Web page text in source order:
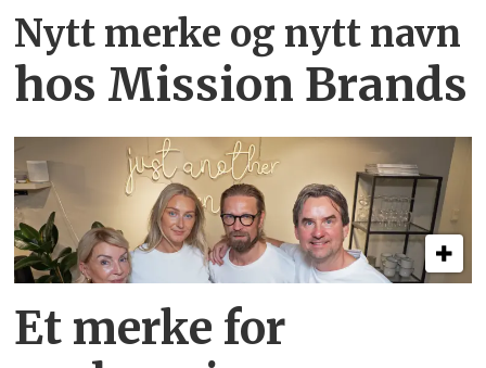
Nytt merke og nytt navn
hos Mission Brands
Et merke for